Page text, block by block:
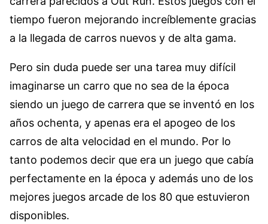
tiempo fueron mejorando increíblemente gracias
a la llegada de carros nuevos y de alta gama.
Pero sin duda puede ser una tarea muy difícil
imaginarse un carro que no sea de la época
siendo un juego de carrera que se inventó en los
años ochenta, y apenas era el apogeo de los
carros de alta velocidad en el mundo. Por lo
tanto podemos decir que era un juego que cabía
perfectamente en la época y además uno de los
mejores juegos arcade de los 80 que estuvieron
disponibles.